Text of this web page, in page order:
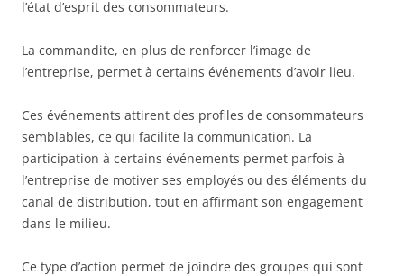
l’état d’esprit des consommateurs.
La commandite, en plus de renforcer l’image de
l’entreprise, permet à certains événements d’avoir lieu.
Ces événements attirent des profiles de consommateurs
semblables, ce qui facilite la communication. La
participation à certains événements permet parfois à
l’entreprise de motiver ses employés ou des éléments du
canal de distribution, tout en affirmant son engagement
dans le milieu.
Ce type d’action permet de joindre des groupes qui sont